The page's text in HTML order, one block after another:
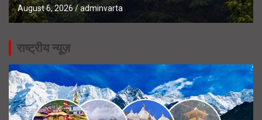
August 6, 2026 adminvarta
राष्ट्रीय न्यूज़